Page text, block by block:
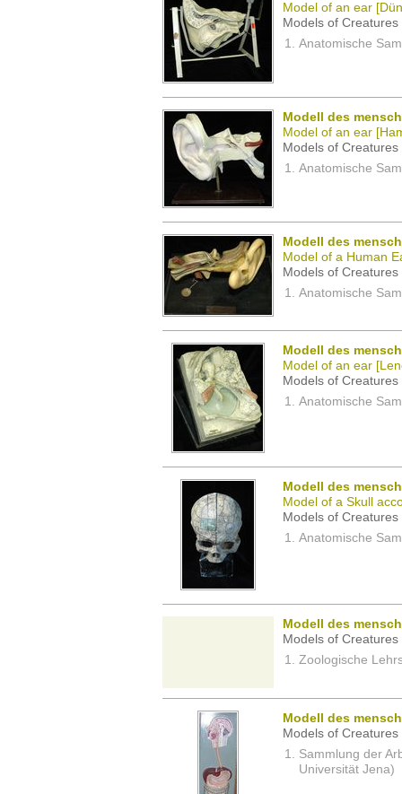
Model of an ear
Models of
Anatomische
Modell des
Model of an ear
Models of
Anatomische
Modell des
Model of a Human
Models of
Anatomische
Modell des
Model of an ear
Models of
Anatomische
Modell des
Model of a Skull
Models of
Anatomische
Modell des
Models of
Zoologische
Modell des
Models of
Sammlung der
Universität Jena)